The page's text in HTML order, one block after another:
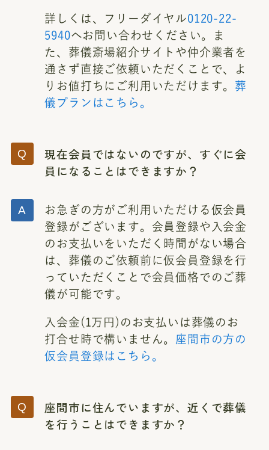
詳しくは、フリーダイヤル0120-22-
5940へお問い合わせください。ま
た、葬儀斎場紹介サイトや仲介業者を
通さず直接ご依頼いただくことで、よ
りお値打ちにご利用いただけます。 葬
儀プランはこちら。
現在会員ではないのですが、すぐに会
員になることはできますか？
お急ぎの方がご利用いただける仮会員
登録がございます。会員登録や入会金
のお支払いをいただく時間がない場合
は、葬儀のご依頼前に仮会員登録を行
っていただくことで会員価格でのご葬
儀が可能です。
入会金(1万円)のお支払いは葬儀のお
打合せ時で構いません。 座間市の方の
仮会員登録はこちら。
座間市に住んでいますが、近くで葬儀
を行うことはできますか？